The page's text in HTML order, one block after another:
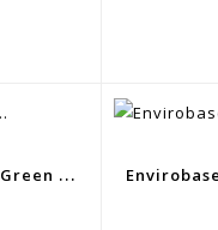
E
Nvirobase T4311 Cromato HC Green Blue 0,5LT